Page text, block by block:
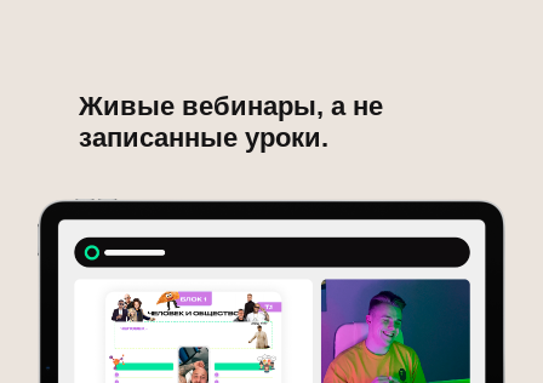
Живые вебинары, а не
записанные уроки.